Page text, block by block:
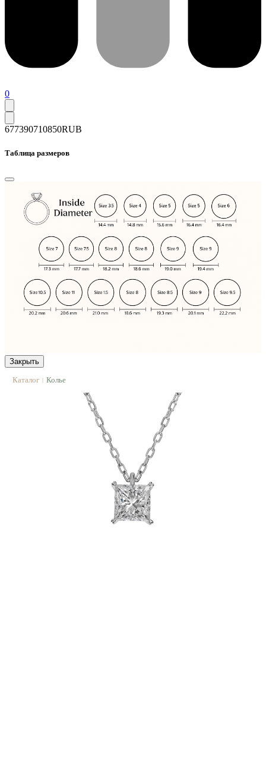
0
677390710850RUB
Таблица размеров
Закрыть
Каталог | Колье